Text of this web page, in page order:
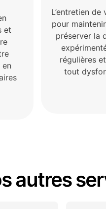
et
L’entretien
pour
préserver la
régulières
tout
autres